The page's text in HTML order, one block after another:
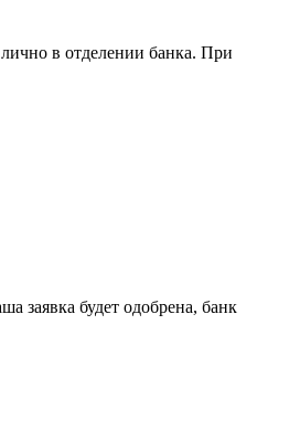
в отделении банка. При
заявка будет одобрена, банк